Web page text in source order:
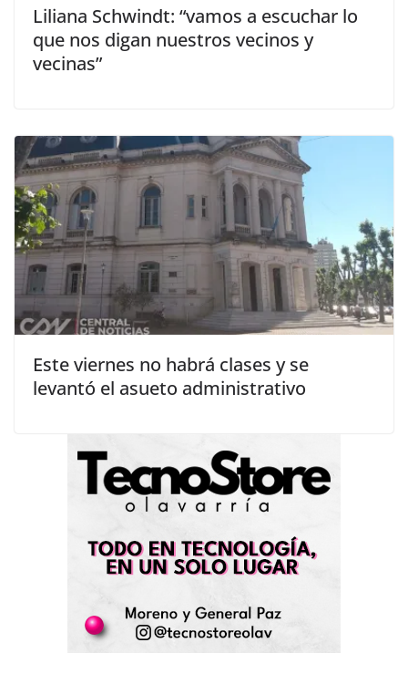
Liliana Schwindt: “vamos a escuchar lo
que nos digan nuestros vecinos y
vecinas”
Este viernes no habrá clases y se
levantó el asueto administrativo